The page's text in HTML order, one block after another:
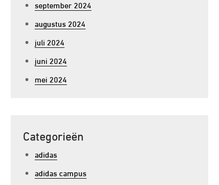
september 2024
augustus 2024
juli 2024
juni 2024
mei 2024
Categorieën
adidas
adidas campus